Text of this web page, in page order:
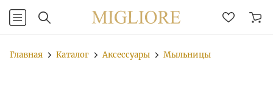
Главная Каталог Аксессуары Мыльницы